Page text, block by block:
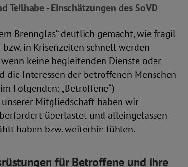
- Einschätzungen des SoVD
Brennglas“ deutlich gemacht, wie fragil
in Krisenzeiten schnell werden
keine begleitenden Dienste oder
Interessen der betroffenen Menschen
Folgenden: „Betroffene“)
Mitgliedschaft haben wir
überlastet und alleingelassen
haben bzw. weiterhin fühlen.
für Betroffene und ihre